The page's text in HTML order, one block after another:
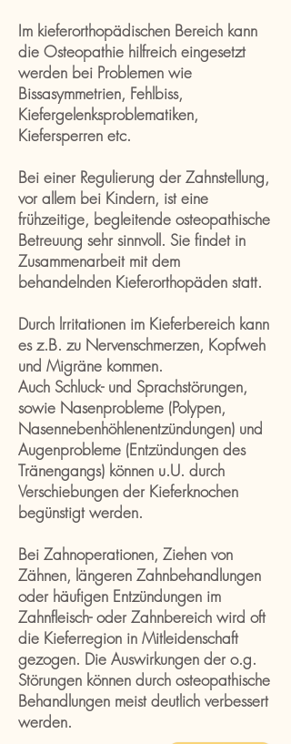
Im kieferorthopädischen Bereich kann
die Osteopathie hilfreich eingesetzt
werden bei Problemen wie
Bissasymmetrien, Fehlbiss,
Kiefergelenksproblematiken,
Kiefersperren etc.
Bei einer Regulierung der Zahnstellung,
vor allem bei Kindern, ist eine
frühzeitige, begleitende osteopathische
Betreuung sehr sinnvoll. Sie findet in
Zusammenarbeit mit dem
behandelnden Kieferorthopäden statt.
Durch lrritationen im Kieferbereich kann
es z.B. zu Nervenschmerzen, Kopfweh
und Migräne kommen.
Auch Schluck- und Sprachstörungen,
sowie Nasenprobleme (Polypen,
Nasennebenhöhlenentzündungen) und
Augenprobleme (Entzündungen des
Tränengangs) können u.U. durch
Verschiebungen der Kieferknochen
begünstigt werden.
Bei Zahnoperationen, Ziehen von
Zähnen, längeren Zahnbehandlungen
oder häufigen Entzündungen im
Zahnfleisch- oder Zahnbereich wird oft
die Kieferregion in Mitleidenschaft
gezogen. Die Auswirkungen der o.g.
Störungen können durch osteopathische
Behandlungen meist deutlich verbessert
werden.